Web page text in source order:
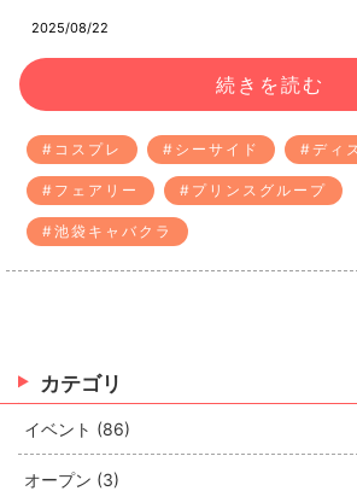
2025/08/22
#コスプレ #シーサイド #ディ
#フェアリー #プリンスグループ
#池袋キャバクラ
続きを読む
カテゴリ
イベント (86)
オープン (3)